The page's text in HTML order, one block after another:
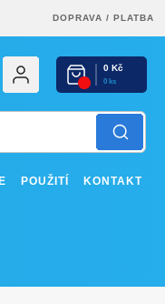
DOPRAVA / PLATBA
0 Kč
0 ks
POUŽITÍ KONTAKT